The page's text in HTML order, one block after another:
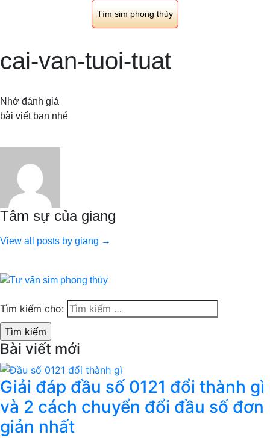
cai-van-tuoi-tuat
Nhớ đánh giá
bài viết bạn nhé
Tâm sự của giang
View all posts by giang →
Tìm kiếm cho:
Bài viết mới
Giải đáp đầu số 0121 đổi thành gì
và 2 cách chuyển đổi đầu số đơn
giản nhất